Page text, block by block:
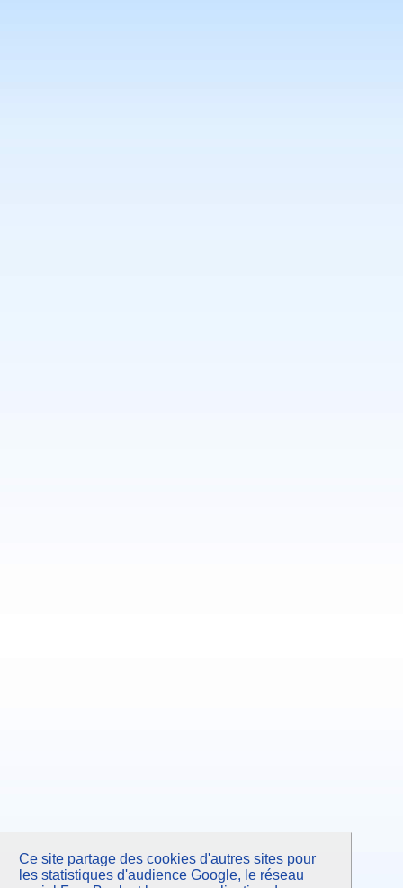
Ce site partage des cookies d'autres sites pour
les statistiques d'audience Google, le réseau